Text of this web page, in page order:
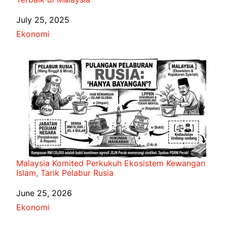
Date
July 25, 2025
In relation to
Ekonomi
Malaysia Komited Perkukuh Ekosistem Kewangan
Islam, Tarik Pelabur Rusia
Date
June 25, 2026
In relation to
Ekonomi